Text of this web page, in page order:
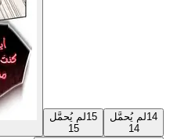
14لم يُحمَّل
14
15لم يُحمَّل
15